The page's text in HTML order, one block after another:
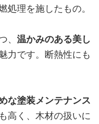
処理を施したもの。
温かみのある美し
力です。断熱性にも
な塗装メンテナンス
高く、木材の扱いに